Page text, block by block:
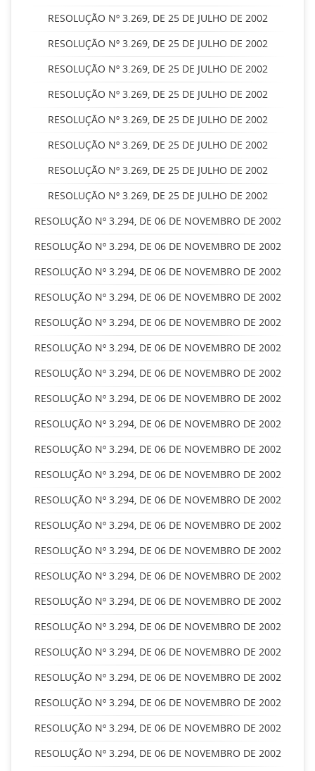
RESOLUÇÃO Nº 3.269, DE 25 DE JULHO DE 2002
RESOLUÇÃO Nº 3.269, DE 25 DE JULHO DE 2002
RESOLUÇÃO Nº 3.269, DE 25 DE JULHO DE 2002
RESOLUÇÃO Nº 3.269, DE 25 DE JULHO DE 2002
RESOLUÇÃO Nº 3.269, DE 25 DE JULHO DE 2002
RESOLUÇÃO Nº 3.269, DE 25 DE JULHO DE 2002
RESOLUÇÃO Nº 3.269, DE 25 DE JULHO DE 2002
RESOLUÇÃO Nº 3.269, DE 25 DE JULHO DE 2002
RESOLUÇÃO Nº 3.294, DE 06 DE NOVEMBRO DE 2002
RESOLUÇÃO Nº 3.294, DE 06 DE NOVEMBRO DE 2002
RESOLUÇÃO Nº 3.294, DE 06 DE NOVEMBRO DE 2002
RESOLUÇÃO Nº 3.294, DE 06 DE NOVEMBRO DE 2002
RESOLUÇÃO Nº 3.294, DE 06 DE NOVEMBRO DE 2002
RESOLUÇÃO Nº 3.294, DE 06 DE NOVEMBRO DE 2002
RESOLUÇÃO Nº 3.294, DE 06 DE NOVEMBRO DE 2002
RESOLUÇÃO Nº 3.294, DE 06 DE NOVEMBRO DE 2002
RESOLUÇÃO Nº 3.294, DE 06 DE NOVEMBRO DE 2002
RESOLUÇÃO Nº 3.294, DE 06 DE NOVEMBRO DE 2002
RESOLUÇÃO Nº 3.294, DE 06 DE NOVEMBRO DE 2002
RESOLUÇÃO Nº 3.294, DE 06 DE NOVEMBRO DE 2002
RESOLUÇÃO Nº 3.294, DE 06 DE NOVEMBRO DE 2002
RESOLUÇÃO Nº 3.294, DE 06 DE NOVEMBRO DE 2002
RESOLUÇÃO Nº 3.294, DE 06 DE NOVEMBRO DE 2002
RESOLUÇÃO Nº 3.294, DE 06 DE NOVEMBRO DE 2002
RESOLUÇÃO Nº 3.294, DE 06 DE NOVEMBRO DE 2002
RESOLUÇÃO Nº 3.294, DE 06 DE NOVEMBRO DE 2002
RESOLUÇÃO Nº 3.294, DE 06 DE NOVEMBRO DE 2002
RESOLUÇÃO Nº 3.294, DE 06 DE NOVEMBRO DE 2002
RESOLUÇÃO Nº 3.294, DE 06 DE NOVEMBRO DE 2002
RESOLUÇÃO Nº 3.294, DE 06 DE NOVEMBRO DE 2002